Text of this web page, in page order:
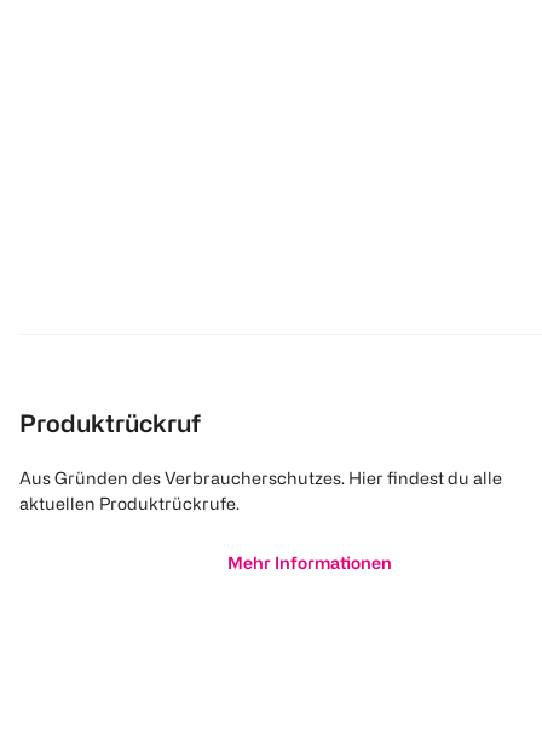
Produktrückruf
Aus Gründen des Verbraucherschutzes. Hier findest du alle
aktuellen Produktrückrufe.
Mehr Informationen